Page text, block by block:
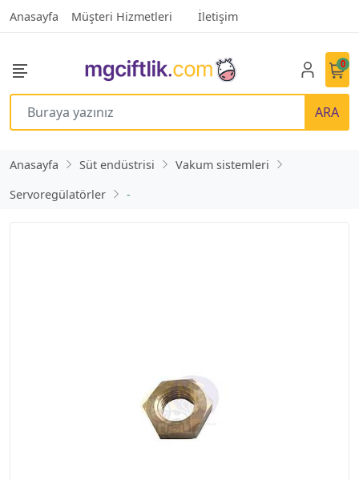
Anasayfa Müşteri Hizmetleri İletişim
ARA
0
Anasayfa Süt endüstrisi
Vakum sistemleri
Servoregülatörler
-